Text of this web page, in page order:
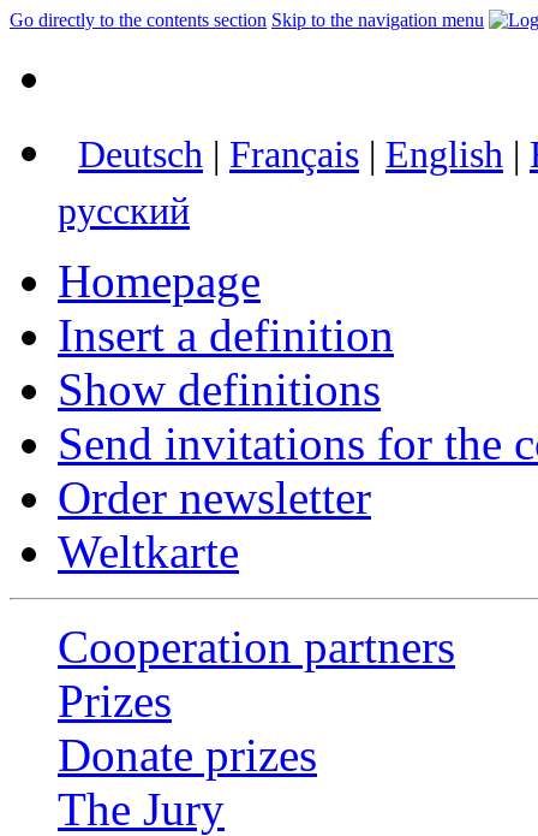
Go directly to the contents section Skip to the navigation menu
Deutsch | Français | English |
русский
Homepage
Insert a definition
Show definitions
Send invitations for the
Order newsletter
Weltkarte
Cooperation partners
Prizes
Donate prizes
The Jury